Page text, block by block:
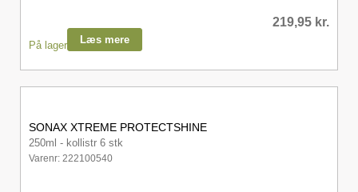
219,95 kr.
På lager Læs mere
SONAX XTREME PROTECTSHINE
250ml - kollistr 6 stk
Varenr: 222100540